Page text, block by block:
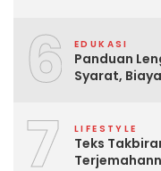
6 EDUKASI
Panduan
Syarat,
7 LIFESTYLE
Teks